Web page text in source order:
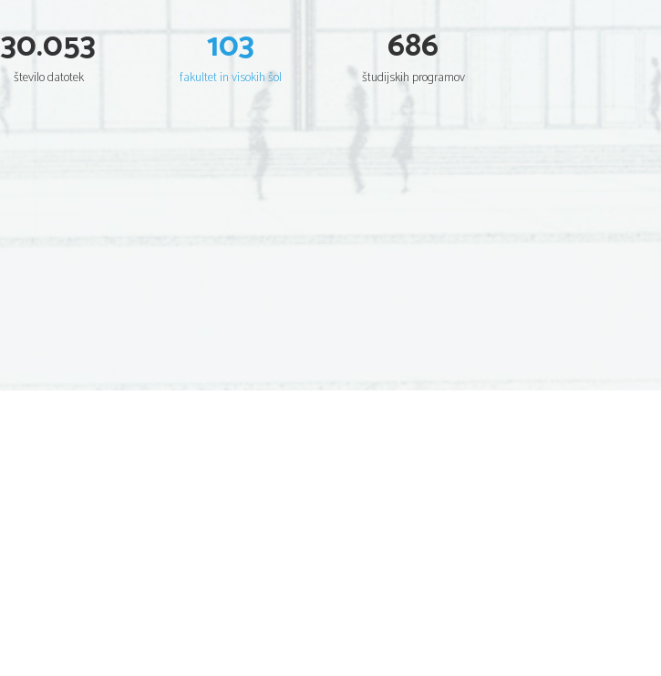
30.053
število datotek
103
fakultet in visokih šol
686
študijskih programov